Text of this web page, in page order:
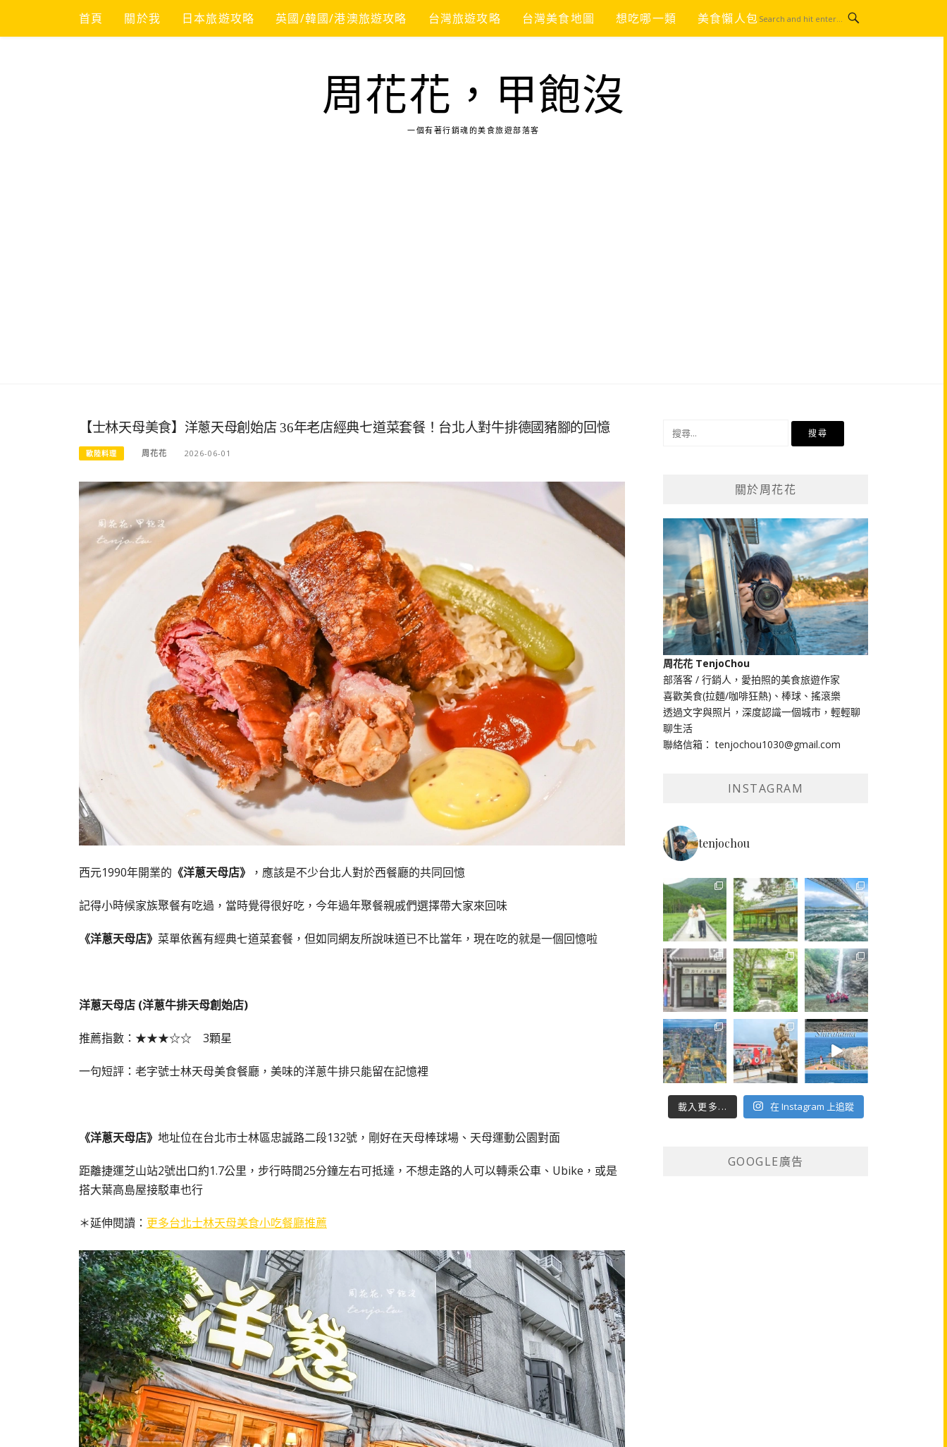
content
首頁 關於我 日本旅遊攻略 英國/韓國/港澳旅遊攻略 台灣旅遊攻略 台灣美食地圖 想吃哪一類 美食懶人包
周花花，甲飽沒
一個有著行銷魂的美食旅遊部落客
【士林天母美食】洋蔥天母創始店 36年老店經典七道菜套餐！台北人對牛排德國豬腳的回憶
歐陸料理 周花花 2026-06-01
西元1990年開業的 《洋蔥天母店》 ，應該是不少台北人對於西餐廳的共同回憶
記得小時候家族聚餐有吃過，當時覺得很好吃，今年過年聚餐親戚們選擇帶大家來回味
《洋蔥天母店》 菜單依舊有經典七道菜套餐，但如同網友所說味道已不比當年，現在吃的就是一個回憶啦
洋蔥天母店 (洋蔥牛排天母創始店)
推薦指數：★★★☆☆ 3顆星
一句短評：老字號士林天母美食餐廳，美味的洋蔥牛排只能留在記憶裡
《洋蔥天母店》 地址位在台北市士林區忠誠路二段132號，剛好在天母棒球場、天母運動公園對面
距離捷運芝山站2號出口約1.7公里，步行時間25分鐘左右可抵達，不想走路的人可以轉乘公車、Ubike，或是
搭大葉高島屋接駁車也行
＊延伸閱讀： 更多台北士林天母美食小吃餐廳推薦
關於周花花
周花花 TenjoChou
部落客 / 行銷人，愛拍照的美食旅遊作家
喜歡美食(拉麵/咖啡狂熱)、棒球、搖滾樂
透過文字與照片，深度認識一個城市，輕輕聊
聊生活
聯絡信箱： tenjochou1030@gmail.com
INSTAGRAM
tenjochou
載入更多... 在 Instagram 上追蹤
GOOGLE廣告